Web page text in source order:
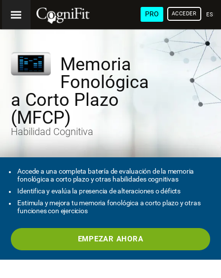
PRO ACCEDER
Memoria
Fonológica
a Corto Plazo
(MFCP)
Habilidad Cognitiva
Accede a una completa batería de evaluación de la memoria
fonológica a corto plazo y otras habilidades cognitivas
Identifica y evalúa la presencia de alteraciones o déficts
Estimula y mejora tu memoria fonológica a corto plazo y otras
funciones con ejercicios
EMPEZAR AHORA